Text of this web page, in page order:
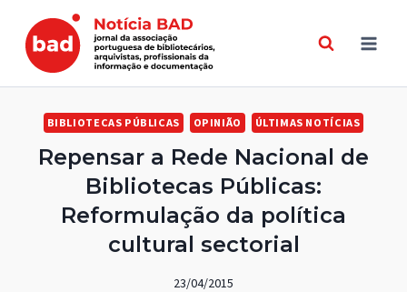
content
BIBLIOTECAS PÚBLICAS OPINIÃO ÚLTIMAS NOTÍCIAS
Repensar a Rede Nacional de
Bibliotecas Públicas:
Reformulação da política
cultural sectorial
23/04/2015